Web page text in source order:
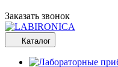
Заказать звонок
Каталог